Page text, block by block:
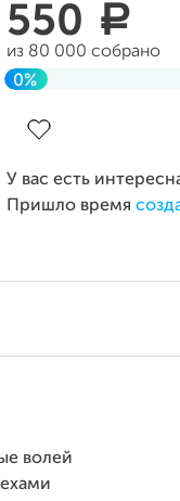
550 a
из 80 000 собрано
0%
У вас есть
Пришло время
волей